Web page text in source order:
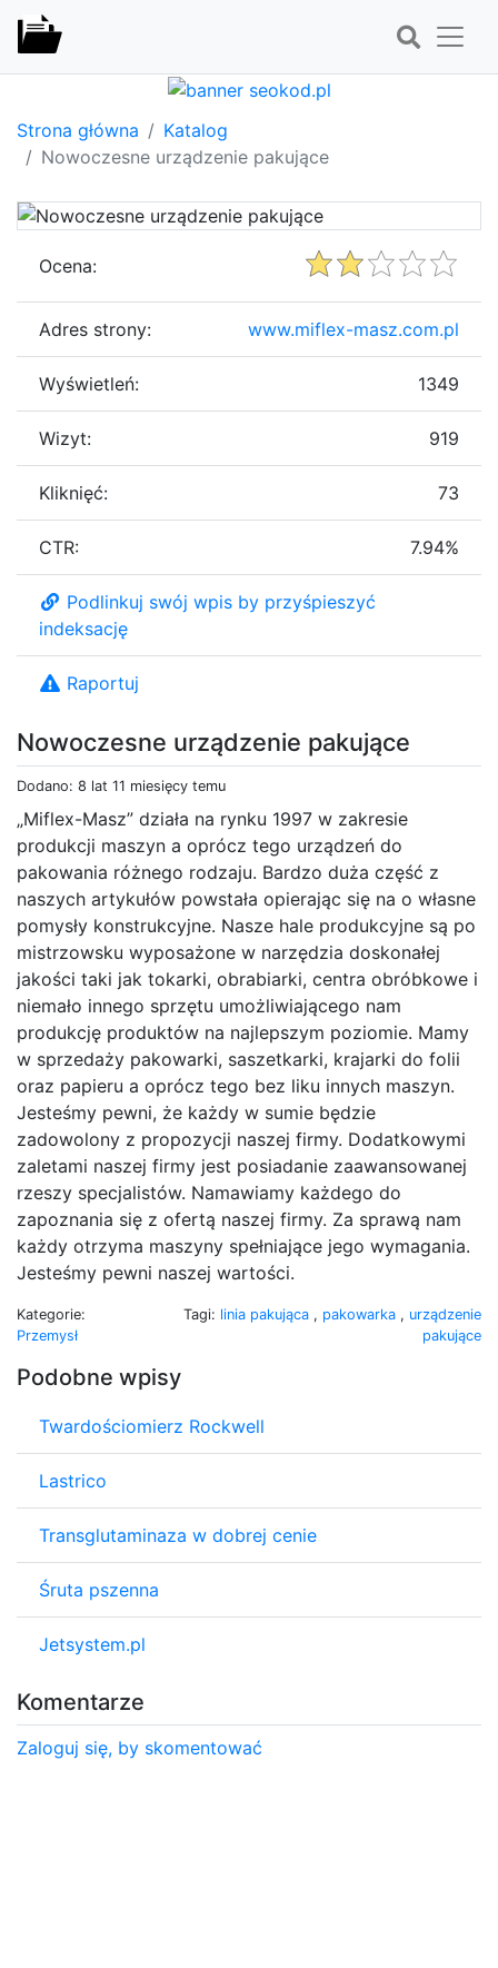
Strona główna
Katalog
Nowoczesne urządzenie pakujące
Nowoczesne urządzenie pakujące
Dodano: 8 lat 11 miesięcy temu
„Miflex-Masz” działa na rynku 1997 w zakresie
produkcji maszyn a oprócz tego urządzeń do
pakowania różnego rodzaju. Bardzo duża część z
naszych artykułów powstała opierając się na o własne
pomysły konstrukcyjne. Nasze hale produkcyjne są po
mistrzowsku wyposażone w narzędzia doskonałej
jakości taki jak tokarki, obrabiarki, centra obróbkowe i
niemało innego sprzętu umożliwiającego nam
produkcję produktów na najlepszym poziomie. Mamy
w sprzedaży pakowarki, saszetkarki, krajarki do folii
oraz papieru a oprócz tego bez liku innych maszyn.
Jesteśmy pewni, że każdy w sumie będzie
zadowolony z propozycji naszej firmy. Dodatkowymi
zaletami naszej firmy jest posiadanie zaawansowanej
rzeszy specjalistów. Namawiamy każdego do
zapoznania się z ofertą naszej firmy. Za sprawą nam
każdy otrzyma maszyny spełniające jego wymagania.
Jesteśmy pewni naszej wartości.
Kategorie:
Przemysł
Tagi: linia pakująca , pakowarka , urządzenie
pakujące
Podobne wpisy
Twardościomierz Rockwell
Lastrico
Transglutaminaza w dobrej cenie
Śruta pszenna
Jetsystem.pl
Komentarze
Zaloguj się, by skomentować
Ocena:
Adres strony: www.miflex-masz.com.pl
Wyświetleń: 1349
Wizyt: 919
Kliknięć: 73
CTR: 7.94%
Podlinkuj swój wpis by przyśpieszyć
indeksację
Raportuj